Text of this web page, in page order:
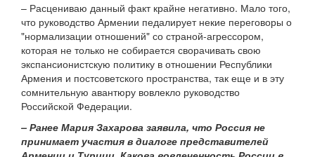
– Расцениваю данный факт крайне негативно. Мало того,
что руководство Армении педалирует некие переговоры о
"нормализации отношений" со страной-агрессором,
которая не только не собирается сворачивать свою
экспансионистскую политику в отношении Республики
Армения и постсоветского пространства, так еще и в эту
сомнительную авантюру вовлекло руководство
Российской Федерации.
– Ранее Мария Захарова заявила, что Россия не
принимает участия в диалоге представителей